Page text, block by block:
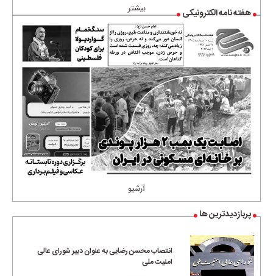
بیشتر هفته نامه الکترونیکی
آرشیو
پربازدیدترین ها
انتصاب محسن رضایی به عنوان دبیر شورای عالی
امنیت ملی